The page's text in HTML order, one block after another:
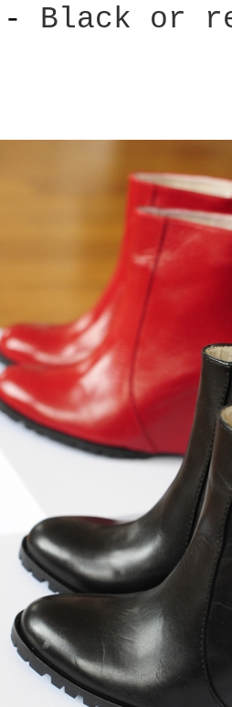
- Black or